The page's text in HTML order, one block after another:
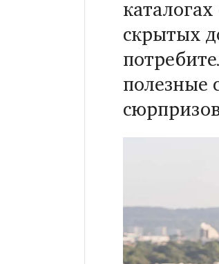
скрытых
полезные